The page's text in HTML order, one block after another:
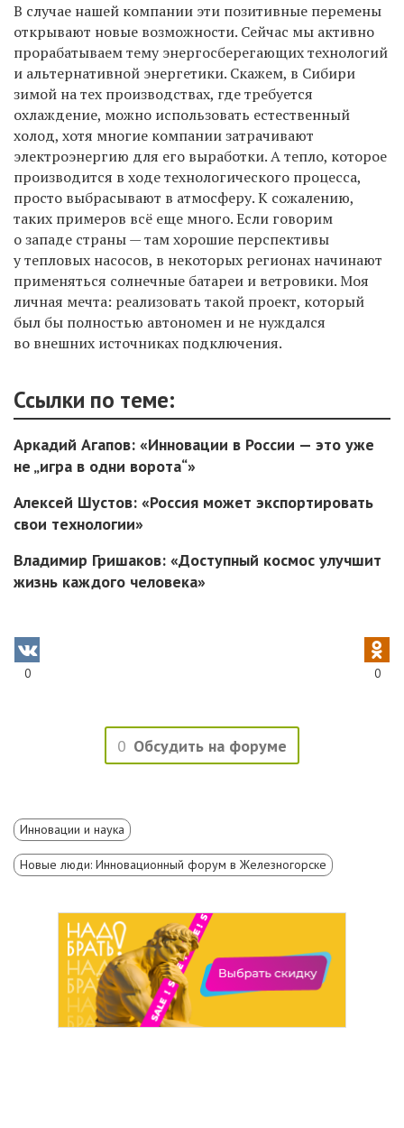
В случае нашей компании эти позитивные перемены
открывают новые возможности. Сейчас мы активно
прорабатываем тему энергосберегающих технологий
и альтернативной энергетики. Скажем, в Сибири
зимой на тех производствах, где требуется
охлаждение, можно использовать естественный
холод, хотя многие компании затрачивают
электроэнергию для его выработки. А тепло, которое
производится в ходе технологического процесса,
просто выбрасывают в атмосферу. К сожалению,
таких примеров всё еще много. Если говорим
о западе страны — там хорошие перспективы
у тепловых насосов, в некоторых регионах начинают
применяться солнечные батареи и ветровики. Моя
личная мечта: реализовать такой проект, который
был бы полностью автономен и не нуждался
во внешних источниках подключения.
Ссылки по теме:
Аркадий Агапов: «Инновации в России — это уже
не „игра в одни ворота“»
Алексей Шустов: «Россия может экспортировать
свои технологии»
Владимир Гришаков: «Доступный космос улучшит
жизнь каждого человека»
0 0
0 Обсудить на форуме
Инновации и наука
Новые люди: Инновационный форум в Железногорске